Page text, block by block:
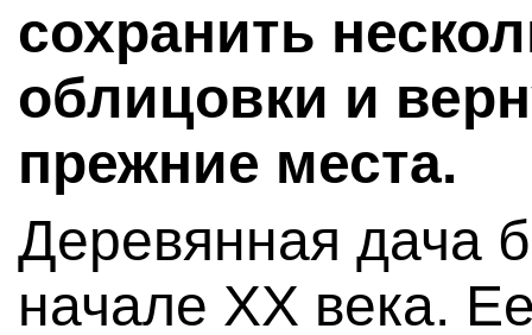
сохранить
облицовки и
прежние места.
Деревянная дача
начале XX века.